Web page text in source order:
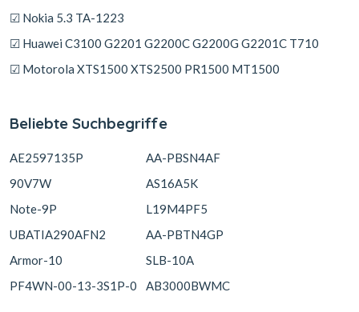
☑ Nokia 5.3 TA-1223
☑ Huawei C3100 G2201 G2200C G2200G G2201C T710
☑ Motorola XTS1500 XTS2500 PR1500 MT1500
Beliebte Suchbegriffe
AE2597135P
90V7W
Note-9P
UBATIA290AFN2
Armor-10
PF4WN-00-13-3S1P-0
AA-PBSN4AF
AS16A5K
L19M4PF5
AA-PBTN4GP
SLB-10A
AB3000BWMC